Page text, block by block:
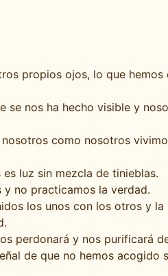
propios ojos, lo que
nos ha hecho visible y
como nosotros
luz sin mezcla de tinieblas.
y no practicamos la verdad.
los unos con los otros y
perdonará y nos purificará
de que no hemos acogido